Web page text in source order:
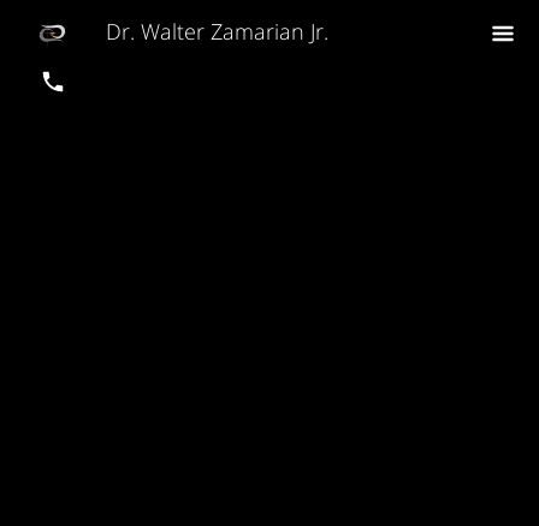
Dr. Walter Zamarian Jr.